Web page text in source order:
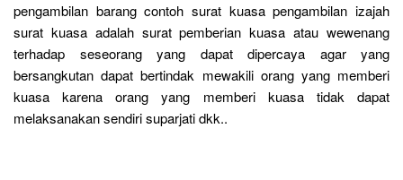
pengambilan barang contoh surat kuasa pengambilan izajah
surat kuasa adalah surat pemberian kuasa atau wewenang
terhadap seseorang yang dapat dipercaya agar yang
bersangkutan dapat bertindak mewakili orang yang memberi
kuasa karena orang yang memberi kuasa tidak dapat
melaksanakan sendiri suparjati dkk..